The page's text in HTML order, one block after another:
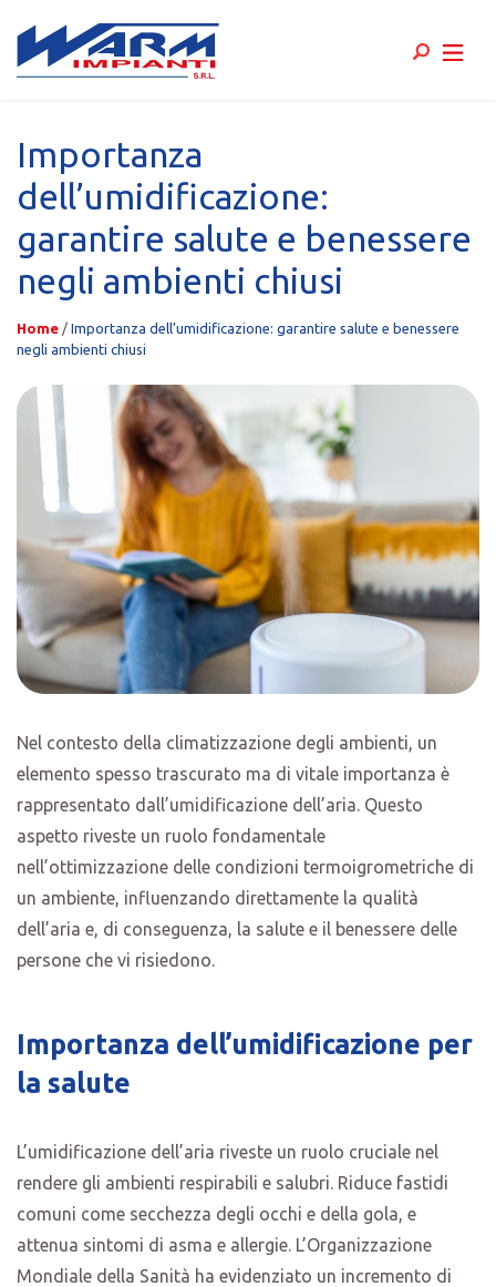
content
Importanza
dell’umidificazione:
garantire salute e benessere
negli ambienti chiusi
Home / Importanza dell’umidificazione: garantire salute e benessere
negli ambienti chiusi
Nel contesto della climatizzazione degli ambienti, un
elemento spesso trascurato ma di vitale importanza è
rappresentato dall’umidificazione dell’aria. Questo
aspetto riveste un ruolo fondamentale
nell’ottimizzazione delle condizioni termoigrometriche di
un ambiente, influenzando direttamente la qualità
dell’aria e, di conseguenza, la salute e il benessere delle
persone che vi risiedono.
Importanza dell’umidificazione per
la salute
L’umidificazione dell’aria riveste un ruolo cruciale nel
rendere gli ambienti respirabili e salubri. Riduce fastidi
comuni come secchezza degli occhi e della gola, e
attenua sintomi di asma e allergie. L’Organizzazione
Mondiale della Sanità ha evidenziato un incremento di